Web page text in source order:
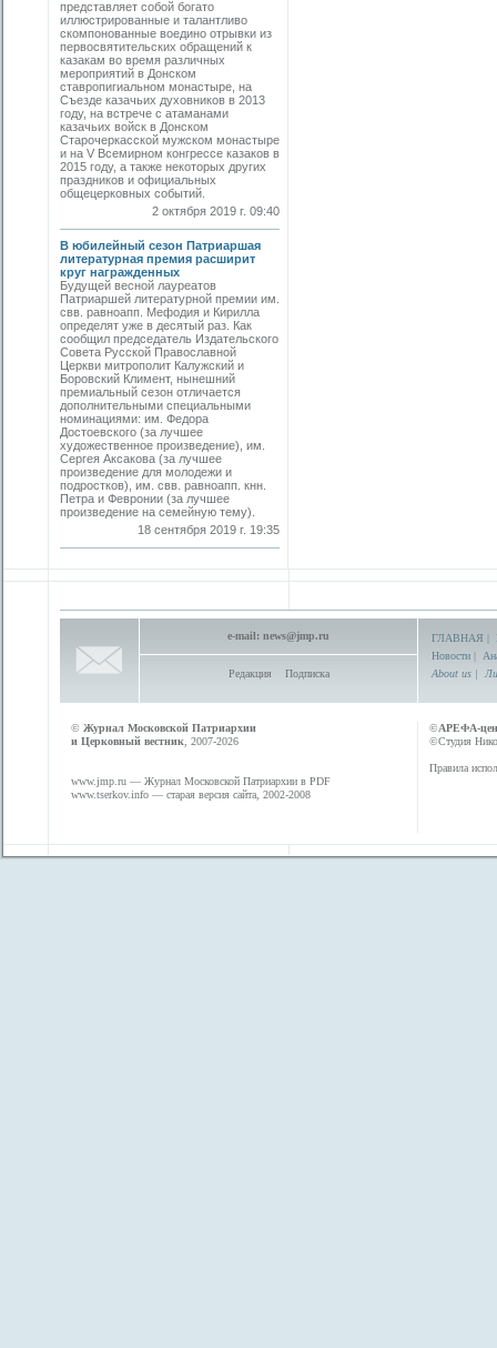
представляет собой богато
иллюстрированные и талантливо
скомпонованные воедино отрывки из
первосвятительских обращений к
казакам во время различных
мероприятий в Донском
ставропигиальном монастыре, на
Съезде казачьих духовников в 2013
году, на встрече с атаманами
казачьих войск в Донском
Старочеркасской мужском монастыре
и на V Всемирном конгрессе казаков в
2015 году, а также некоторых других
праздников и официальных
общецерковных событий.
2 октября 2019 г. 09:40
В юбилейный сезон Патриаршая
литературная премия расширит
круг награжденных
Будущей весной лауреатов
Патриаршей литературной премии им.
свв. равноапп. Мефодия и Кирилла
определят уже в десятый раз. Как
сообщил председатель Издательского
Совета Русской Православной
Церкви митрополит Калужский и
Боровский Климент, нынешний
премиальный сезон отличается
дополнительными специальными
номинациями: им. Федора
Достоевского (за лучшее
художественное произведение), им.
Сергея Аксакова (за лучшее
произведение для молодежи и
подростков), им. свв. равноапп. кнн.
Петра и Февронии (за лучшее
произведение на семейную тему).
18 сентября 2019 г. 19:35
e-mail: news@jmp.ru
Редакция Подписка
ГЛАВНАЯ |
Новости |
About us |
© Журнал Московской Патриархии
и Церковный вестник , 2007-2026
www.jmp.ru — Журнал Московской Патриархии в PDF
www.tserkov.info — старая версия сайта, 2002-2008
©АРЕФА-
©Студия
Правила